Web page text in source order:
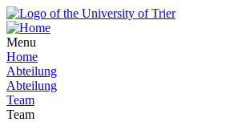
Menu
Home
Abteilung
Abteilung
Team
Team